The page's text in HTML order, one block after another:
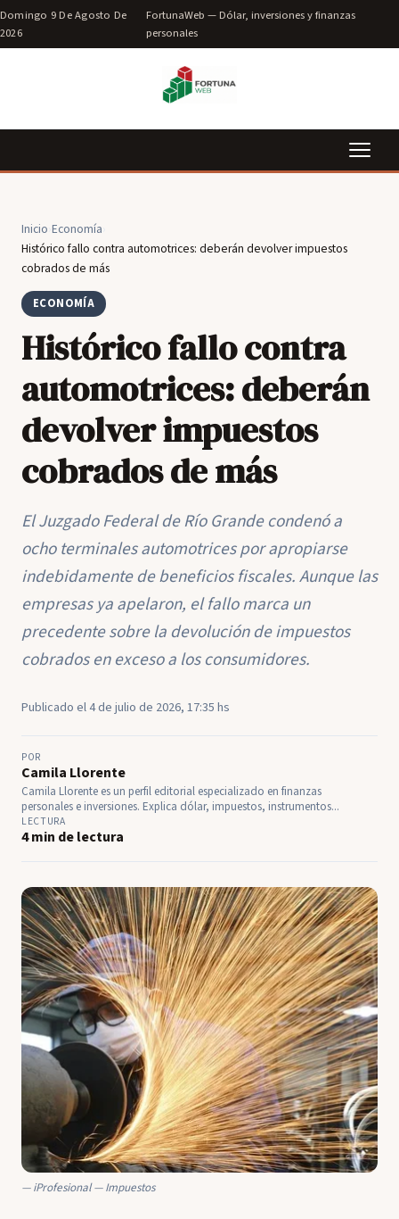
Domingo 9 De Agosto De
2026
FortunaWeb — Dólar, inversiones y finanzas
personales
Inicio Economía
Histórico fallo contra automotrices: deberán devolver impuestos
cobrados de más
ECONOMÍA
Histórico fallo contra
automotrices: deberán
devolver impuestos
cobrados de más
El Juzgado Federal de Río Grande condenó a
ocho terminales automotrices por apropiarse
indebidamente de beneficios fiscales. Aunque las
empresas ya apelaron, el fallo marca un
precedente sobre la devolución de impuestos
cobrados en exceso a los consumidores.
Publicado el 4 de julio de 2026, 17:35 hs
POR
Camila Llorente
Camila Llorente es un perfil editorial especializado en finanzas
personales e inversiones. Explica dólar, impuestos, instrumentos...
LECTURA
4 min de lectura
iProfesional — Impuestos